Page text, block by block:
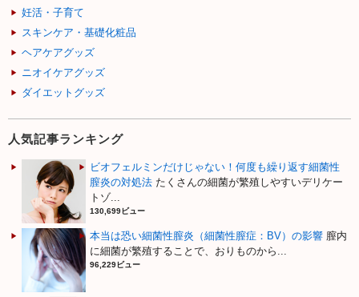
妊活・子育て
スキンケア・基礎化粧品
ヘアケアグッズ
ニオイケアグッズ
ダイエットグッズ
人気記事ランキング
ビオフェルミンだけじゃない！何度も繰り返す細菌性
膣炎の対処法 たくさんの細菌が繁殖しやすいデリケー
トゾ...
130,699ビュー
本当は恐い細菌性膣炎（細菌性膣症：BV）の影響 膣内
に細菌が繁殖することで、おりものから...
96,229ビュー